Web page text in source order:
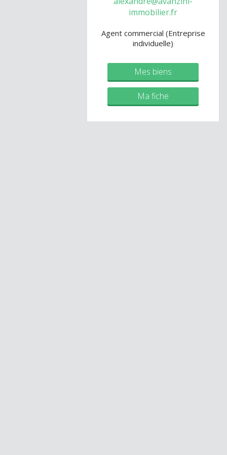
immobilier.fr
Agent commercial (Entreprise
individuelle)
Mes biens
Ma fiche